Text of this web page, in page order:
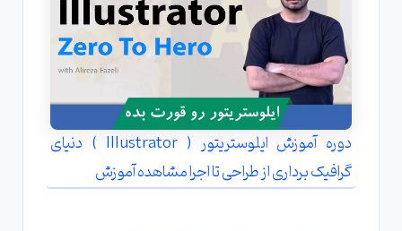
دوره آموزش ایلوستریتور ( Illustrator ) دنیای
گرافیک برداری از طراحی تا اجرا مشاهده آموزش